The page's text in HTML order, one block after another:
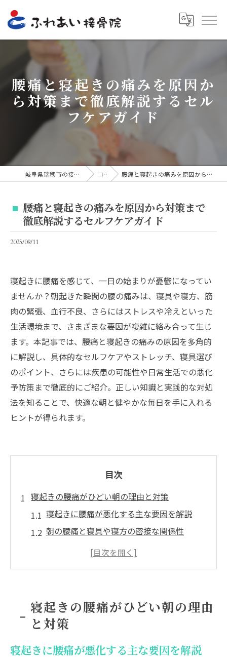
腰痛と寝起きの痛みを原因か
ら対策まで徹底解説するセル
フケアガイド
岐阜県瑞穂市の接骨院ならふれあい接骨院 コラム 腰痛と寝起きの痛みを原因から対策まで徹底解説するセルフケアガイド
腰痛と寝起きの痛みを原因から対策まで
徹底解説するセルフケアガイド
2025/09/11
寝起きに腰痛を感じて、一日の始まりが憂鬱になってい
ませんか？朝起きた瞬間の腰の痛みは、寝具や寝方、筋
肉の緊張、血行不良、さらにはストレスや冷えといった
生活環境まで、さまざまな要因が複雑に絡み合って生じ
ます。本記事では、腰痛と寝起きの痛みの原因を多角的
に解説し、具体的なセルフケアやストレッチ、寝具選び
のポイント、さらには疾患の可能性や日常生活での悪化
予防策まで徹底的にご紹介。正しい知識と実践的な対処
法を知ることで、快適な朝と健やかな毎日を手に入れる
ヒントが得られます。
目次
寝起きの腰痛がひどい朝の理由と対策
寝起きに腰痛が悪化する主な要因を解説
朝の腰痛と寝具や寝方の密接な関係性
腰痛が一番痛い朝に意識したい生活習慣
寝起き腰痛の根本的な改善策を実践しよう
腰痛が寝起きに悪化する原因を解説
寝返り不足が招く腰痛の悪化メカニズム
寝起きの腰痛がひどい朝の理由
と対策
寝起きに腰痛が悪化する主な要因を解説